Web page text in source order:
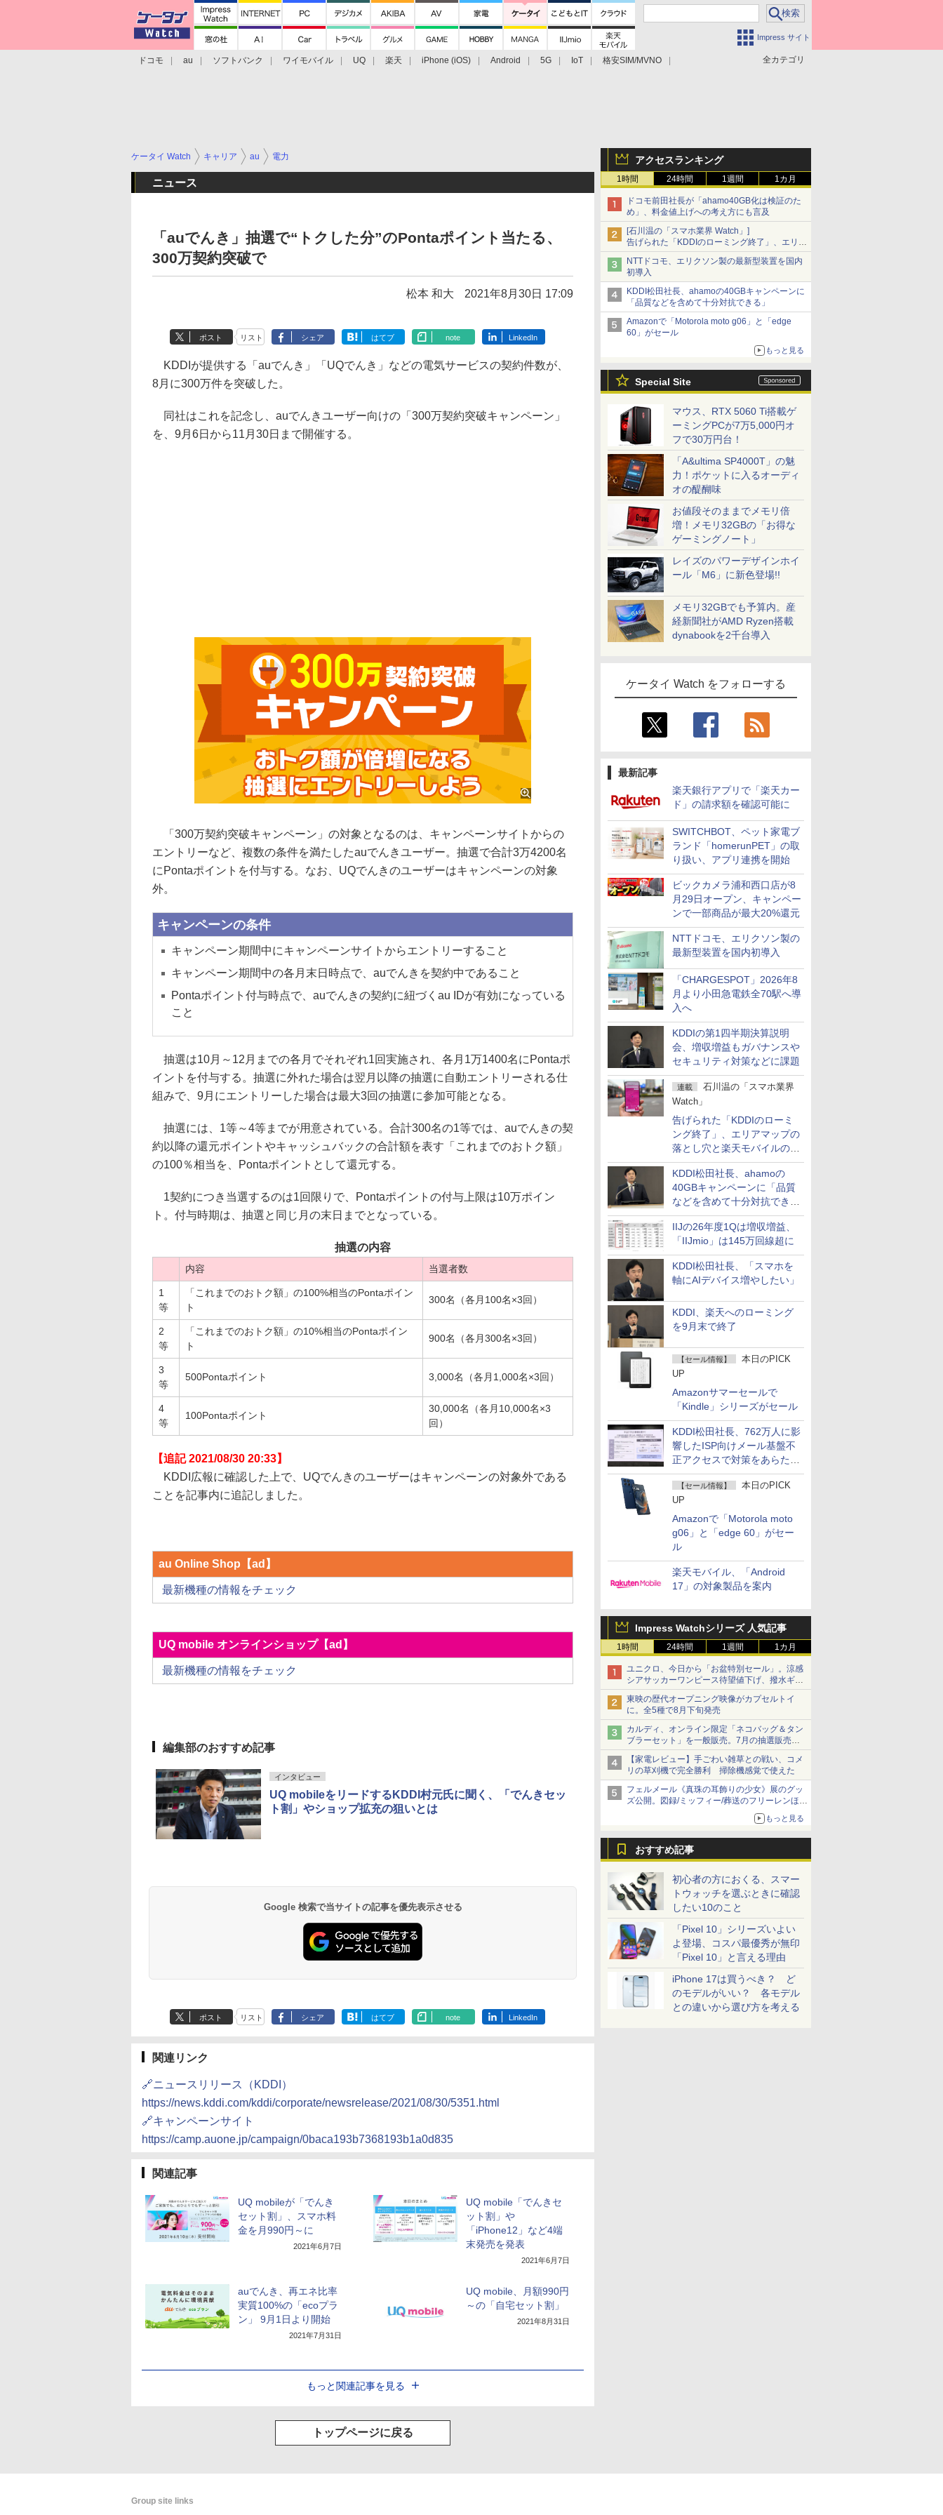
Impress サイト
全カテゴリ
ドコモ au ソフトバンク ワイモバイル UQ 楽天 iPhone (iOS) Android 5G IoT
格安SIM/MVNO
アクセスランキング
1時間 24時間 1週間 1カ月
ドコモ前田社長が「ahamo40GB化は検証のた
め」、料金値上げへの考え方にも言及
[石川温の「スマホ業界 Watch」]
告げられた「KDDIのローミング終了」、エリア
マップの落とし穴と楽天モバイルの課題
NTTドコモ、エリクソン製の最新型装置を国内
初導入
KDDI松田社長、ahamoの40GBキャンペーンに
「品質などを含めて十分対抗できる」
Amazonで「Motorola moto g06」と「edge
60」がセール
もっと見る
Special Site
マウス、RTX 5060 Ti搭載ゲ
ーミングPCが7万5,000円オ
フで30万円台！
「A&ultima SP4000T」の魅
力！ポケットに入るオーディ
オの醍醐味
お値段そのままでメモリ倍
増！メモリ32GBの「お得な
ゲーミングノート」
レイズのパワーデザインホイ
ール「M6」に新色登場!!
メモリ32GBでも予算内。産
経新聞社がAMD Ryzen搭載
dynabookを2千台導入
ケータイ Watch をフォローする
最新記事
楽天銀行アプリで「楽天カー
ド」の請求額を確認可能に
SWITCHBOT、ペット家電ブ
ランド「homerunPET」の取
り扱い、アプリ連携を開始
ビックカメラ浦和西口店が8
月29日オープン、キャンペー
ンで一部商品が最大20%還元
NTTドコモ、エリクソン製の
最新型装置を国内初導入
「CHARGESPOT」2026年8
月より小田急電鉄全70駅へ導
入へ
KDDIの第1四半期決算説明
会、増収増益もガバナンスや
セキュリティ対策などに課題
連載
石川温の「スマホ業界
Watch」
告げられた「KDDIのローミ
ング終了」、エリアマップの
落とし穴と楽天モバイルの課
題
KDDI松田社長、ahamoの
40GBキャンペーンに「品質
などを含めて十分対抗でき
る」
IIJの26年度1Qは増収増益、
「IIJmio」は145万回線超に
KDDI松田社長、「スマホを
軸にAIデバイス増やしたい」
KDDI、楽天へのローミング
を9月末で終了
【セール情報】
本日のPICK
UP
Amazonサマーセールで
「Kindle」シリーズがセール
KDDI松田社長、762万人に影
響したISP向けメール基盤不
正アクセスで対策をあらため
て説明
【セール情報】
本日のPICK
UP
Amazonで「Motorola moto
g06」と「edge 60」がセー
ル
楽天モバイル、「Android
17」の対象製品を案内
Impress Watchシリーズ 人気記事
1時間 24時間 1週間 1カ月
ユニクロ、今日から「お盆特別セール」。涼感
シアサッカーワンピース待望値下げ、撥水ギア
ショーツは1990円に
東映の歴代オープニング映像がカプセルトイ
に。全5種で8月下旬発売
カルディ、オンライン限定「ネコバッグ＆タン
ブラーセット」を一般販売。7月の抽選販売の
当選無効分
【家電レビュー】手ごわい雑草との戦い、コメ
リの草刈機で完全勝利 掃除機感覚で使えた
フェルメール《真珠の耳飾りの少女》展のグッ
ズ公開。図録/ミッフィー/葬送のフリーレンほ
もっと見る
おすすめ記事
初心者の方におくる、スマー
トウォッチを選ぶときに確認
したい10のこと
「Pixel 10」シリーズいよい
よ登場、コスパ最優秀が無印
「Pixel 10」と言える理由
iPhone 17は買うべき？ ど
のモデルがいい？ 各モデル
との違いから選び方を考える
ケータイ Watch キャリア au 電力
ニュース
「auでんき」抽選で“トクした分”のPontaポイント当たる、
300万契約突破で
松本 和大 2021年8月30日 17:09
ポスト リスト シェア はてブ note LinkedIn
KDDIが提供する「auでんき」「UQでんき」などの電気サービスの契約件数が、
8月に300万件を突破した。
同社はこれを記念し、auでんきユーザー向けの「300万契約突破キャンペーン」
を、9月6日から11月30日まで開催する。
「300万契約突破キャンペーン」の対象となるのは、キャンペーンサイトからの
エントリーなど、複数の条件を満たしたauでんきユーザー。抽選で合計3万4200名
にPontaポイントを付与する。なお、UQでんきのユーザーはキャンペーンの対象
外。
キャンペーンの条件
キャンペーン期間中にキャンペーンサイトからエントリーすること
キャンペーン期間中の各月末日時点で、auでんきを契約中であること
Pontaポイント付与時点で、auでんきの契約に紐づくau IDが有効になっている
こと
抽選は10月～12月までの各月でそれぞれ1回実施され、各月1万1400名にPontaポ
イントを付与する。抽選に外れた場合は翌月以降の抽選に自動エントリーされる仕
組みで、9月にエントリーした場合は最大3回の抽選に参加可能となる。
抽選には、1等～4等までが用意されている。合計300名の1等では、auでんきの契
約以降の還元ポイントやキャッシュバックの合計額を表す「これまでのおトク額」
の100％相当を、Pontaポイントとして還元する。
1契約につき当選するのは1回限りで、Pontaポイントの付与上限は10万ポイン
ト。付与時期は、抽選と同じ月の末日までとなっている。
抽選の内容
内容 当選者数
1
等
「これまでのおトク額」の100%相当のPontaポイン
ト
300名（各月100名×3回）
2
等
「これまでのおトク額」の10%相当のPontaポイン
ト
900名（各月300名×3回）
3
等
500Pontaポイント 3,000名（各月1,000名×3回）
4
等
100Pontaポイント
30,000名（各月10,000名×3
回）
【追記 2021/08/30 20:33】
KDDI広報に確認した上で、UQでんきのユーザーはキャンペーンの対象外である
ことを記事内に追記しました。
au Online Shop【ad】
最新機種の情報をチェック
UQ mobile オンラインショップ【ad】
最新機種の情報をチェック
編集部のおすすめ記事
インタビュー
UQ mobileをリードするKDDI村元氏に聞く、「でんきセッ
ト割」やショップ拡充の狙いとは
Google 検索で当サイトの記事を優先表示させる
ポスト リスト シェア はてブ note LinkedIn
関連リンク
🔗ニュースリリース（KDDI）
https://news.kddi.com/kddi/corporate/newsrelease/2021/08/30/5351.html
🔗キャンペーンサイト
https://camp.auone.jp/campaign/0baca193b7368193b1a0d835
関連記事
UQ mobileが「でんき
セット割」、スマホ料
金を月990円～に
2021年6月7日
UQ mobile「でんきセ
ット割」や
「iPhone12」など4端
末発売を発表
2021年6月7日
auでんき、再エネ比率
実質100%の「ecoプラ
ン」 9月1日より開始
2021年7月31日
UQ mobile、月額990円
～の「自宅セット割」
2021年8月31日
もっと関連記事を見る
トップページに戻る
Group site links